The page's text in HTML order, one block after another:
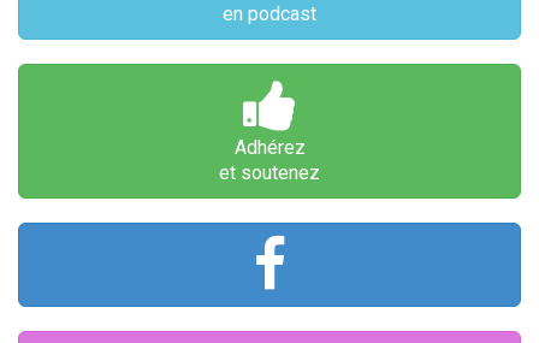
en podcast
Adhérez
et soutenez